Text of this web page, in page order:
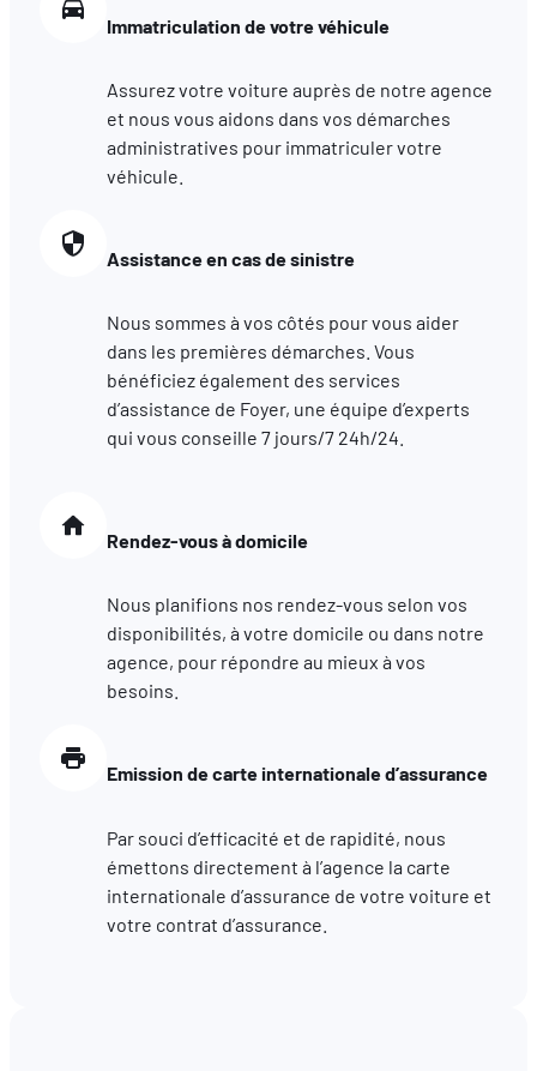
sociaux utilisés et vous permettre de visualiser du contenu
Immatriculation de votre véhicule
Assurez votre voiture auprès de notre agence
et nous vous aidons dans vos démarches
administratives pour immatriculer votre
véhicule.
Assistance en cas de sinistre
Nous sommes à vos côtés pour vous aider
dans les premières démarches. Vous
bénéficiez également des services
d’assistance de Foyer, une équipe d’experts
qui vous conseille 7 jours/7 24h/24.
Rendez-vous à domicile
Nous planifions nos rendez-vous selon vos
disponibilités, à votre domicile ou dans notre
agence, pour répondre au mieux à vos
besoins.
Emission de carte internationale d’assurance
Par souci d’efficacité et de rapidité, nous
émettons directement à l’agence la carte
internationale d’assurance de votre voiture et
votre contrat d’assurance.